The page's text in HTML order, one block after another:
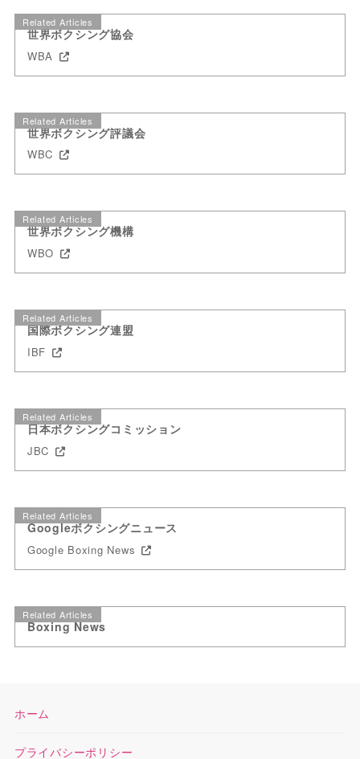
Related Articles
世界ボクシング協会
WBA
Related Articles
世界ボクシング評議会
WBC
Related Articles
世界ボクシング機構
WBO
Related Articles
国際ボクシング連盟
IBF
Related Articles
日本ボクシングコミッション
JBC
Related Articles
Googleボクシングニュース
Google Boxing News
Related Articles
Boxing News
ホーム
プライバシーポリシー